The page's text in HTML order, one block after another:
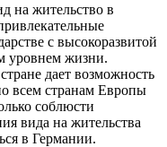
на жительство в
с высокоразвитой
уровнем жизни.
дает возможность
всем странам Европы
соблюсти
вида на жительства
в Германии.